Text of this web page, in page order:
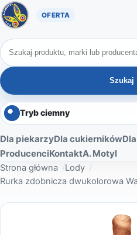
Oferta A. Motyl
Szukaj produktów
Szukaj
Tryb ciemny
Dla piekarzyDla cukierników
ProducenciKontaktA. Motyl
Strona główna
Lody
Rurka zdobnicza dwukolorowa